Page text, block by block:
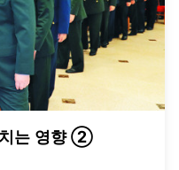
치는 영향 ②